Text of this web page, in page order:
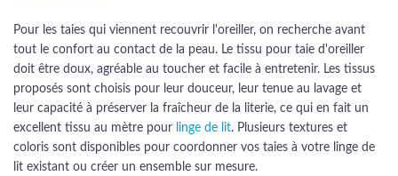
Pour les taies qui viennent recouvrir l'oreiller, on recherche avant
tout le confort au contact de la peau. Le tissu pour taie d'oreiller
doit être doux, agréable au toucher et facile à entretenir. Les tissus
proposés sont choisis pour leur douceur, leur tenue au lavage et
leur capacité à préserver la fraîcheur de la literie, ce qui en fait un
excellent tissu au mètre pour linge de lit. Plusieurs textures et
coloris sont disponibles pour coordonner vos taies à votre linge de
lit existant ou créer un ensemble sur mesure.